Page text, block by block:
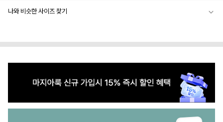
나와 비슷한 사이즈 찾기